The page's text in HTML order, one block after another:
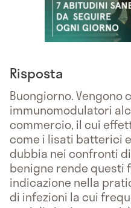
Risposta
Buongiorno. Vengono
immunomodulatori
commercio, il cui
come i lisati batterici
dubbia nei confronti
benigne rende questi
indicazione nella
di infezioni la cui